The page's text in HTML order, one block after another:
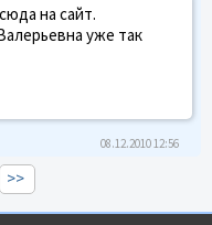
на сайт.
уже так
08.12.2010 12:56
>>